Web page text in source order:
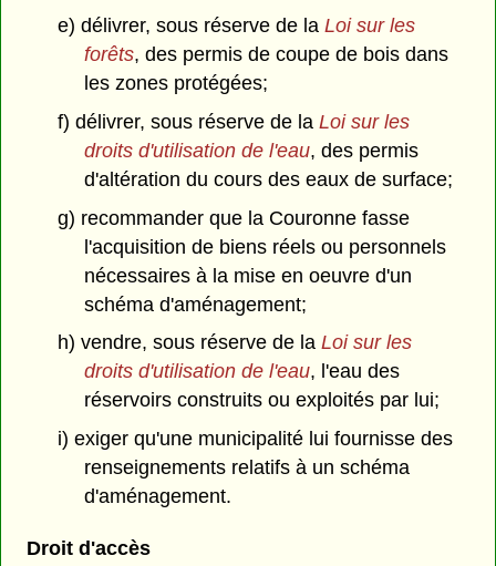
e) délivrer, sous réserve de la Loi sur les
forêts, des permis de coupe de bois dans
les zones protégées;
f) délivrer, sous réserve de la Loi sur les
droits d'utilisation de l'eau, des permis
d'altération du cours des eaux de surface;
g) recommander que la Couronne fasse
l'acquisition de biens réels ou personnels
nécessaires à la mise en oeuvre d'un
schéma d'aménagement;
h) vendre, sous réserve de la Loi sur les
droits d'utilisation de l'eau, l'eau des
réservoirs construits ou exploités par lui;
i) exiger qu'une municipalité lui fournisse des
renseignements relatifs à un schéma
d'aménagement.
Droit d'accès